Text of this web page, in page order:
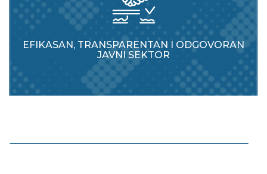
EFIKASAN, TRANSPARENTAN I ODGOVORAN
JAVNI SEKTOR